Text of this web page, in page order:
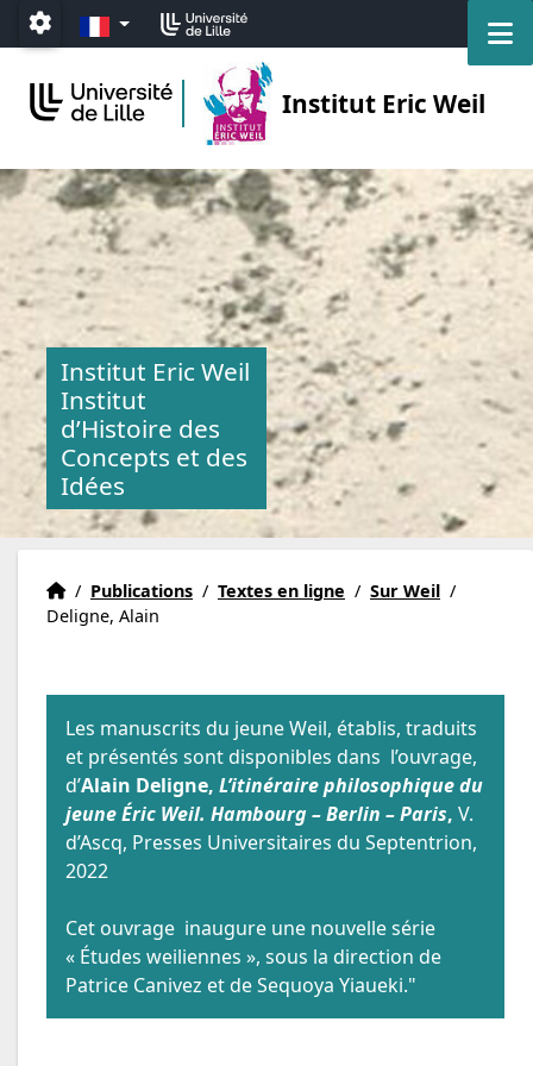
Accéder au menu principal
Accéder au contenu
Paramétrage
FR
Institut Eric Weil
Institut Eric Weil
Institut
d’Histoire des
Concepts et des
Idées
Institut Eric Weil
Accueil
/ Publications / Textes en ligne / Sur Weil /
Deligne, Alain
Les manuscrits du jeune Weil, établis, traduits
et présentés sont disponibles dans l’ouvrage,
d’Alain Deligne, L’itinéraire philosophique du
jeune Éric Weil. Hambourg – Berlin – Paris, V.
d’Ascq, Presses Universitaires du Septentrion,
2022
Cet ouvrage inaugure une nouvelle série
« Études weiliennes », sous la direction de
Patrice Canivez et de Sequoya Yiaueki."